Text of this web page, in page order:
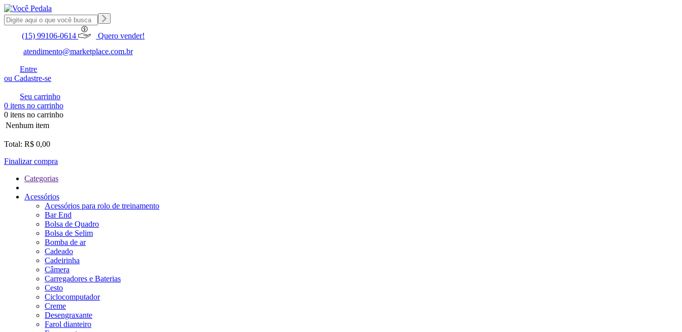
(15) 99106-0614
Quero vender!
atendimento@marketplace.com.br
Entre
ou Cadastre-se
Seu carrinho
0 itens no carrinho
0 itens no carrinho
Nenhum item
Total: R$ 0,00
Finalizar compra
Categorias
Acessórios
Acessórios para rolo de treinamento
Bar End
Bolsa de Quadro
Bolsa de Selim
Bomba de ar
Cadeado
Cadeirinha
Câmera
Carregadores e Baterias
Cesto
Ciclocomputador
Creme
Desengraxante
Farol dianteiro